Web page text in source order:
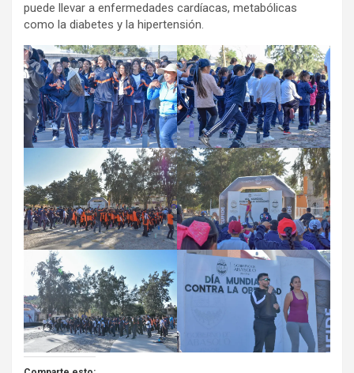
puede llevar a enfermedades cardíacas, metabólicas
como la diabetes y la hipertensión.